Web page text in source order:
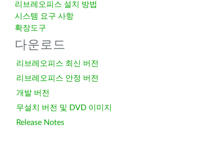
리브레오피스 설치 방법
시스템 요구 사항
확장도구
다운로드
리브레오피스 최신 버전
리브레오피스 안정 버전
개발 버전
무설치 버전 및 DVD 이미지
Release Notes